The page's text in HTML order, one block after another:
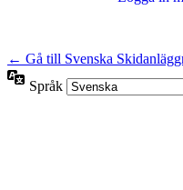
← Gå till Svenska
Språk